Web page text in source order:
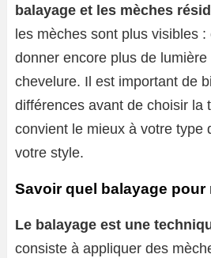
balayage et les mèches
les mèches sont plus visibles
donner encore plus de
chevelure. Il est important de
différences avant de choisir la
convient le mieux à votre type
votre style.
Savoir quel balayage pour
Le balayage est une
consiste à appliquer des